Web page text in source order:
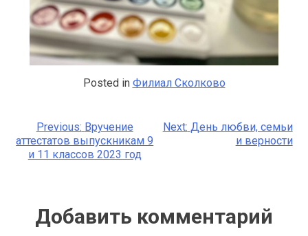
Posted in Филиал Сколково
Навигация
по
Previous: Вручение
аттестатов выпускникам 9
и 11 классов 2023 год
Next: День любви, семьи
и верности
Добавить комментарий